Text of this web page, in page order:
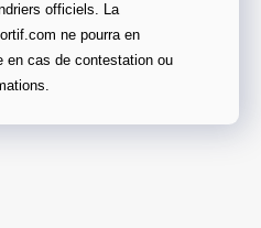
officiels. La
ne pourra en
en cas de contestation ou